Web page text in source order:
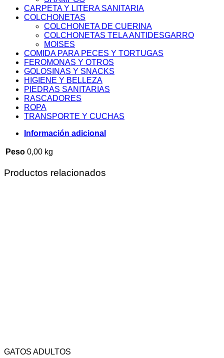
CARPETA Y LITERA SANITARIA
COLCHONETAS
COLCHONETA DE CUERINA
COLCHONETAS TELA ANTIDESGARRO
MOISES
COMIDA PARA PECES Y TORTUGAS
FEROMONAS Y OTROS
GOLOSINAS Y SNACKS
HIGIENE Y BELLEZA
PIEDRAS SANITARIAS
RASCADORES
ROPA
TRANSPORTE Y CUCHAS
Información adicional
Peso 0,00 kg
Productos relacionados
GATOS ADULTOS